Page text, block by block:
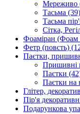
Мереживо
Тасьма (39)
Тасьма
Сітка,
Фоаміран (Фоам
Фетр (повсть)
Паєтки,
Пришивні
Паєтки
Паєтки на
Глітер,
Пір'я
Подарункова